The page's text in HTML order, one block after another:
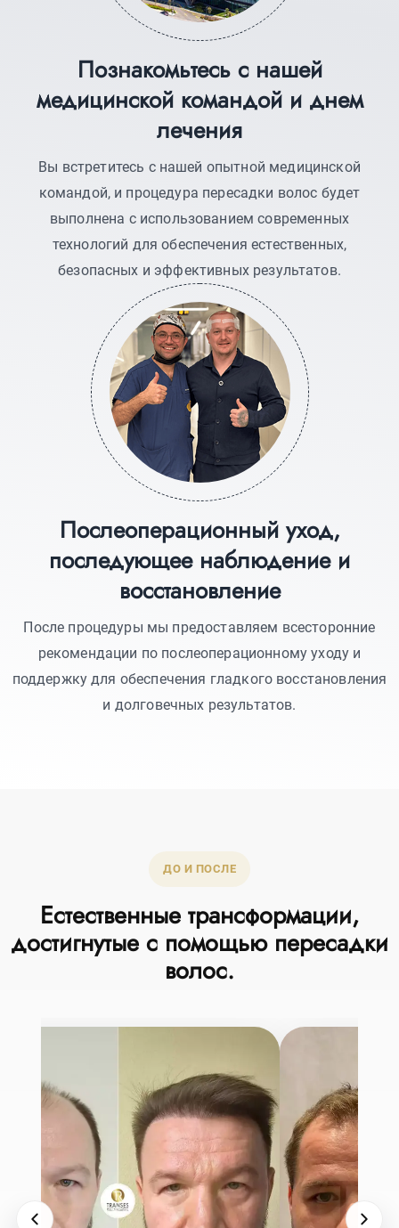
Познакомьтесь с нашей
медицинской командой и днем
лечения
Вы встретитесь с нашей опытной медицинской
командой, и процедура пересадки волос будет
выполнена с использованием современных
технологий для обеспечения естественных,
безопасных и эффективных результатов.
Послеоперационный уход,
последующее наблюдение и
восстановление
После процедуры мы предоставляем всесторонние
рекомендации по послеоперационному уходу и
поддержку для обеспечения гладкого восстановления
и долговечных результатов.
ДО И ПОСЛЕ
Естественные трансформации,
достигнутые с помощью пересадки
волос.